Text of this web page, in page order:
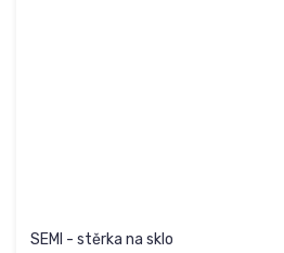
SEMI - stěrka na sklo